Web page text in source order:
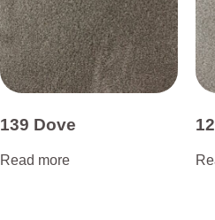
139 Dove
Read more